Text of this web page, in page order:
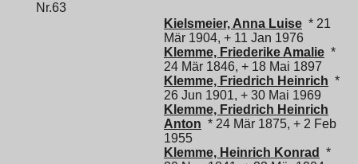
Nr.63
Kielsmeier, Anna Luise * 21
Mär 1904, + 11 Jan 1976
Klemme, Friederike Amalie *
24 Mär 1846, + 18 Mai 1897
Klemme, Friedrich Heinrich *
26 Jun 1901, + 30 Mai 1969
Klemme, Friedrich Heinrich
Anton * 24 Mär 1875, + 2 Feb
1955
Klemme, Heinrich Konrad
*